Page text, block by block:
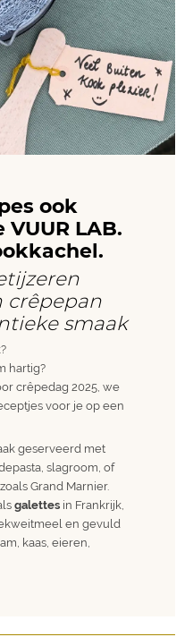
ook
LAB.
crêpepan
smaak
hartig?
crêpedag 2025, we
voor je op een
geserveerd met
slagroom, of
Grand Marnier.
galettes in Frankrijk,
en gevuld
kaas, eieren,